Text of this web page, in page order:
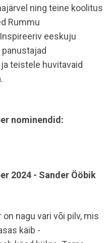
ning teine koolitus
Rummu
eeskuju
teistele huvitavaid
nominendid:
2024 - Sander Ööbik
nagu vari või pilv, mis
käib -